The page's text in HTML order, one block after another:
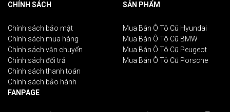
CHÍNH SÁCH
Chính sách bảo mật
Chính sách mua hàng
Chính sách vận chuyển
Chính sách đổi trả
Chính sách thanh toán
Chính sách bảo hành
SẢN PHẨM
Mua Bán Ô Tô Cũ Hyundai
Mua Bán Ô Tô Cũ BMW
Mua Bán Ô Tô Cũ Peugeot
Mua Bán Ô Tô Cũ Porsche
FANPAGE